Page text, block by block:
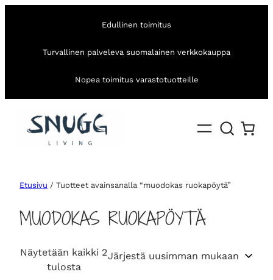
Edullinen toimitus
Turvallinen palveleva suomalainen verkkokauppa
Nopea toimitus varastotuotteille
Etusivu / Tuotteet avainsanalla “muodokas ruokapöytä”
MUODOKAS RUOKAPÖYTÄ
Näytetään kaikki 2
tulostaS